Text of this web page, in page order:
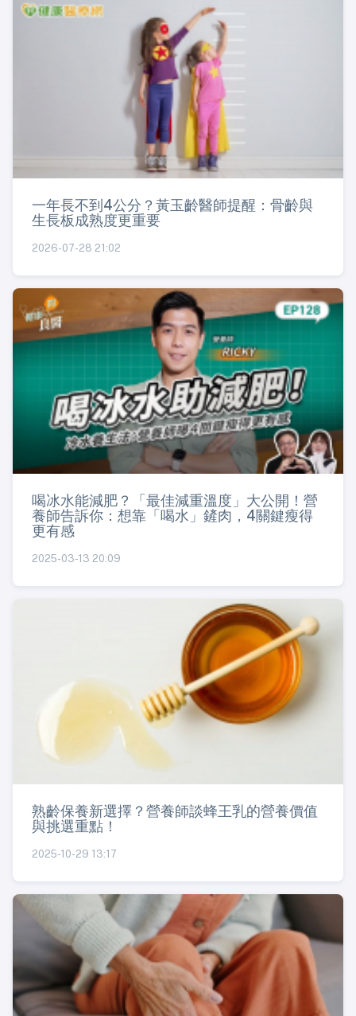
一年長不到4公分？黃玉齡醫師提醒：骨齡與
生長板成熟度更重要
2026-07-28 21:02
喝冰水能減肥？「最佳減重溫度」大公開！營
養師告訴你：想靠「喝水」鏟肉，4關鍵瘦得
更有感
2025-03-13 20:09
熟齡保養新選擇？營養師談蜂王乳的營養價值
與挑選重點！
2025-10-29 13:17